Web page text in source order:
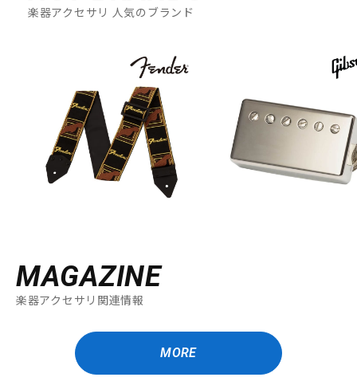
楽器アクセサリ 人気のブランド
MAGAZINE
楽器アクセサリ関連情報
MORE